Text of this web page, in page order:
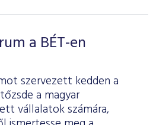
a BÉT-en
szervezett kedden a
a magyar
vállalatok számára,